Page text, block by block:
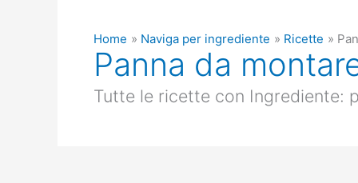
Home Naviga per ingrediente Ricette
Panna da
Tutte le ricette con Ingrediente: